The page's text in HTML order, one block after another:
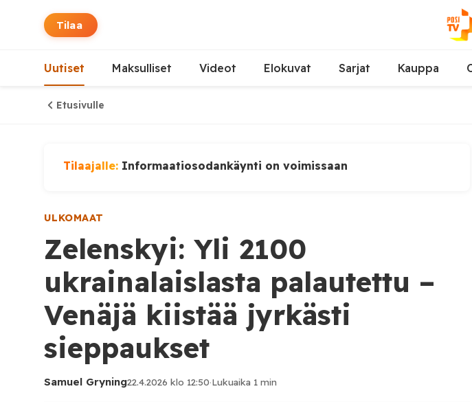
Tilaa
Uutiset Maksulliset Videot Elokuvat Sarjat Kauppa
Etusivulle
Tilaajalle: Informaatiosodankäynti on voimissaan
ULKOMAAT
Zelenskyi: Yli 2100
ukrainalaislasta palautettu –
Venäjä kiistää jyrkästi
sieppaukset
Samuel Gryning22.4.2026 klo 12:50·Lukuaika 1 min